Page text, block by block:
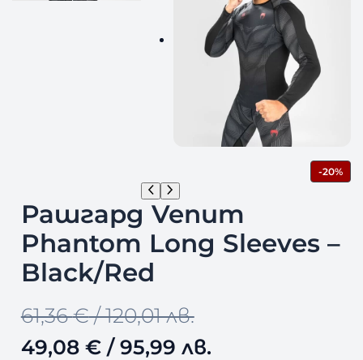
-20%П
Р
Рашгард Venum
Phantom Long Sleeves –
Black/Red
61,36€/ 120,01 лв.
O
r
49,08 €/ 95,99 лв.
Т
е